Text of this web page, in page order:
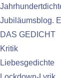
Jubiläumsblog.
DAS GEDICHT
Kritik
Liebesgedichte